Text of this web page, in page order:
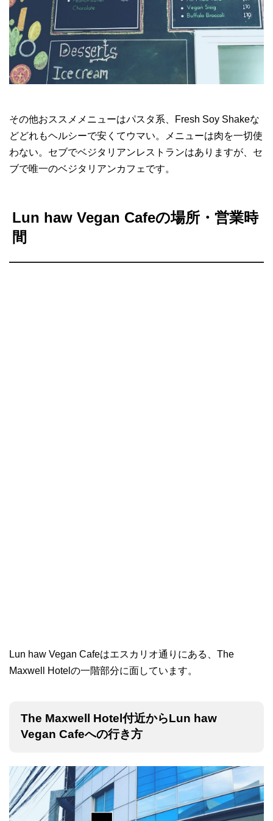
その他おススメメニューはパスタ系、Fresh Soy Shakeな
どどれもヘルシーで安くてウマい。メニューは肉を一切使
わない。セブでベジタリアンレストランはありますが、セ
ブで唯一のベジタリアンカフェです。
Lun haw Vegan Cafeの場所・営業時
間
Lun haw Vegan Cafeはエスカリオ通りにある、The
Maxwell Hotelの一階部分に面しています。
The Maxwell Hotel付近からLun haw
Vegan Cafeへの行き方